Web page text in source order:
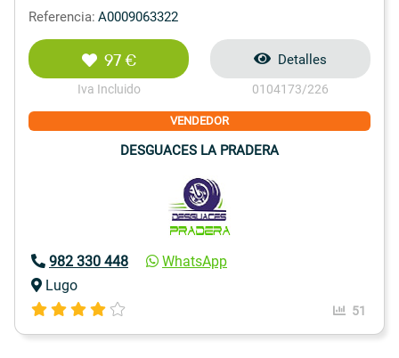
Referencia: A0009063322
97 €
Iva Incluido
Detalles
0104173/226
VENDEDOR
DESGUACES LA PRADERA
982 330 448
WhatsApp
Lugo
51